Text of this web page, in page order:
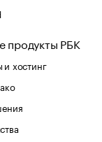
продукты РБК
хостинг